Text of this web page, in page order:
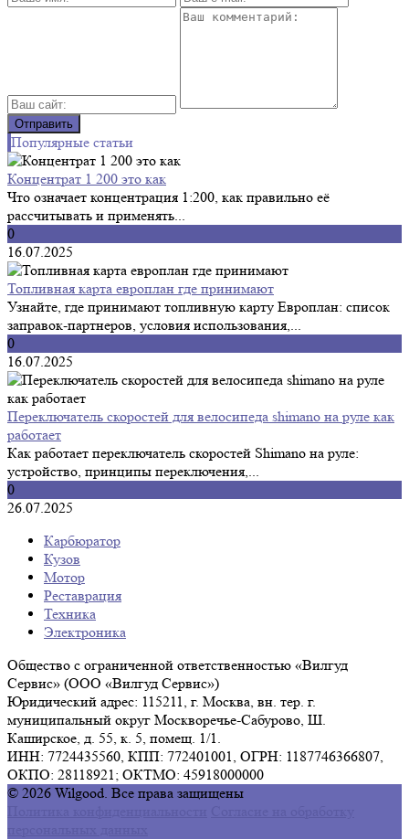
Популярные статьи
Концентрат 1 200 это как
Что означает концентрация 1:200, как правильно её
рассчитывать и применять...
0
16.07.2025
Топливная карта европлан где принимают
Узнайте, где принимают топливную карту Европлан: список
заправок-партнеров, условия использования,...
0
16.07.2025
Переключатель скоростей для велосипеда shimano на руле как
работает
Как работает переключатель скоростей Shimano на руле:
устройство, принципы переключения,...
0
26.07.2025
Карбюратор
Кузов
Мотор
Реставрация
Техника
Электроника
Общество с ограниченной ответственностью «Вилгуд
Сервис» (ООО «Вилгуд Сервис»)
Юридический адрес: 115211, г. Москва, вн. тер. г.
муниципальный округ Москворечье-Сабурово, Ш.
Каширское, д. 55, к. 5, помещ. 1/1.
ИНН: 7724435560, КПП: 772401001, ОГРН: 1187746366807,
ОКПО: 28118921; ОКТМО: 45918000000
© 2026 Wilgood. Все права защищены